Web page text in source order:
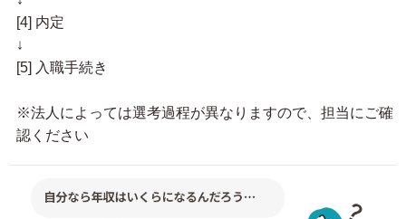
[4] 内定
↓
[5] 入職手続き
※法人によっては選考過程が異なりますので、担当にご確
認ください